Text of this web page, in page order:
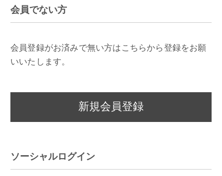
会員でない方
会員登録がお済みで無い方はこちらから登録をお願
いいたします。
新規会員登録
ソーシャルログイン